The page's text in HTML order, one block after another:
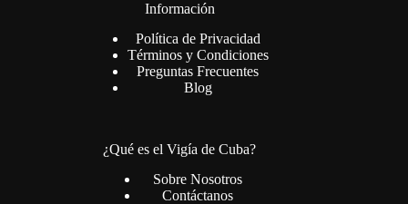
Información
Política de Privacidad
Términos y Condiciones
Preguntas Frecuentes
Blog
¿Qué es el Vigía de Cuba?
Sobre Nosotros
Contáctanos